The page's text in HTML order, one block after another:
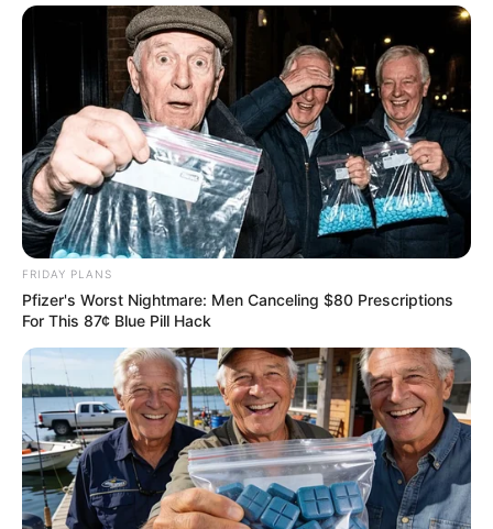
FRIDAY PLANS
Pfizer's Worst Nightmare: Men Canceling $80 Prescriptions
For This 87¢ Blue Pill Hack